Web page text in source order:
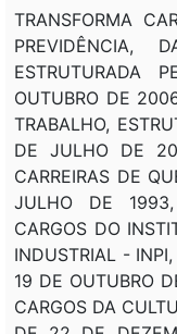
TRANSFORMA
PREVIDÊNCIA,
ESTRUTURADA
OUTUBRO DE
TRABALHO,
DE JULHO DE
CARREIRAS DE
JULHO DE
CARGOS DO
INDUSTRIAL -
19 DE OUTUBRO
CARGOS DA